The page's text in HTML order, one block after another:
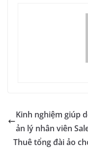
Kinh nghiệm giúp
ản lý nhân viên
Thuê tổng đài ảo